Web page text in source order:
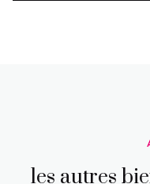
les autres